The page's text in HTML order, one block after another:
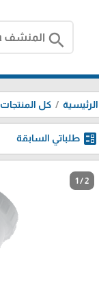
search
الرئيسية كل المنتجات
ballot طلباتي السابقة
1 / 2